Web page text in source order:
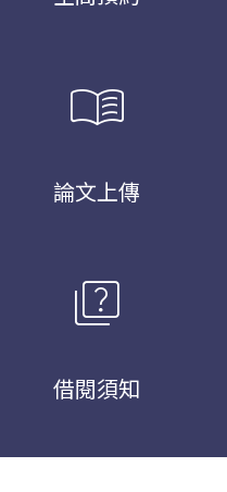
menu_book
論文上傳
quiz
借閱須知